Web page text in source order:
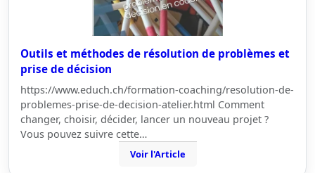
Outils et méthodes de résolution de problèmes et
prise de décision
https://www.educh.ch/formation-coaching/resolution-de-
problemes-prise-de-decision-atelier.html Comment
changer, choisir, décider, lancer un nouveau projet ?
Vous pouvez suivre cette…
Voir l'Article